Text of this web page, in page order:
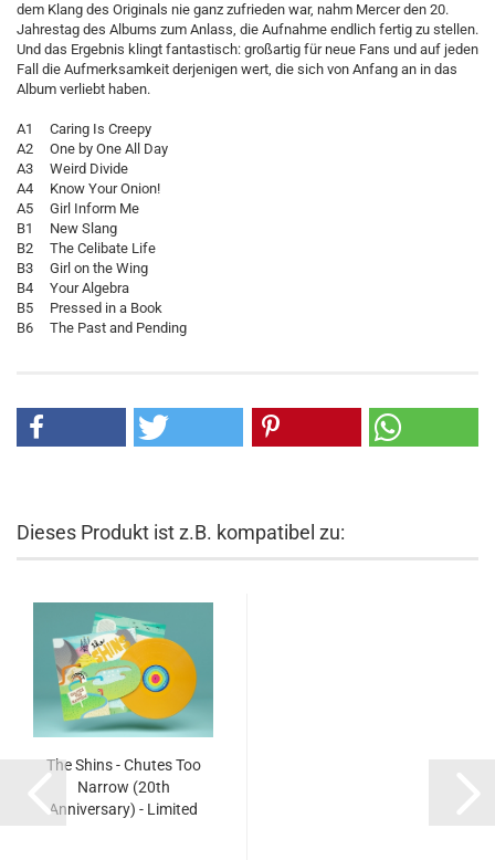
dem Klang des Originals nie ganz zufrieden war, nahm Mercer den 20.
Jahrestag des Albums zum Anlass, die Aufnahme endlich fertig zu stellen.
Und das Ergebnis klingt fantastisch: großartig für neue Fans und auf jeden
Fall die Aufmerksamkeit derjenigen wert, die sich von Anfang an in das
Album verliebt haben.
A1 Caring Is Creepy
A2 One by One All Day
A3 Weird Divide
A4 Know Your Onion!
A5 Girl Inform Me
B1 New Slang
B2 The Celibate Life
B3 Girl on the Wing
B4 Your Algebra
B5 Pressed in a Book
B6 The Past and Pending
Dieses Produkt ist z.B. kompatibel zu:
The Shins - Chutes Too
Narrow (20th
Anniversary) - Limited